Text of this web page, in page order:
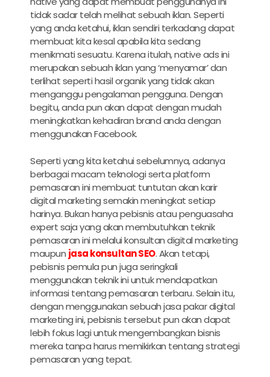
tidak sadar telah melihat sebuah iklan. Seperti
yang anda ketahui, iklan sendiri terkadang dapat
membuat kita kesal apabila kita sedang
menikmati sesuatu. Karena itulah, native ads ini
merupakan sebuah iklan yang ‘menyamar’ dan
terlihat seperti hasil organik yang tidak akan
menganggu pengalaman pengguna. Dengan
begitu, anda pun akan dapat dengan mudah
meningkatkan kehadiran brand anda dengan
menggunakan Facebook.
Seperti yang kita ketahui sebelumnya, adanya
berbagai macam teknologi serta platform
pemasaran ini membuat tuntutan akankarir
digital marketing semakin meningkat setiap
harinya. Bukan hanya pebisnis atau penguasaha
expert saja yang akan membutuhkan teknik
pemasaran ini melalui konsultan digital marketing
maupun jasa konsultan SEO. Akan tetapi,
pebisnis pemula pun juga seringkali
menggunakan teknik ini untuk mendapatkan
informasi tentang pemasaran terbaru. Selain itu,
dengan menggunakan sebuah jasa pakar digital
marketing ini, pebisnis tersebut pun akan dapat
lebih fokus lagi untuk mengembangkan bisnis
mereka tanpa harus memikirkan tentang strategi
pemasaran yang tepat.